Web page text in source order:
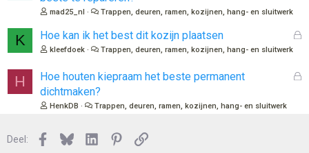
o
mad25_nl Trappen, deuren, ramen, kozijnen, hang- en sluitwerk
K
G
Hoe kan ik het best dit kozijn plaatsen
kleefdoek Trappen, deuren, ramen, kozijnen, hang- en sluitwerk
H
G
Hoe houten kiepraam het beste permanent
dichtmaken?
HenkDB Trappen, deuren, ramen, kozijnen, hang- en sluitwerk
Deel: Facebook
BlueskyLinkedInPinterest
Link